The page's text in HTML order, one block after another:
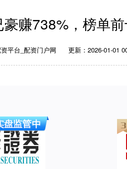
赚738%，榜单
平台_配资门户网 更新：2026-01-01